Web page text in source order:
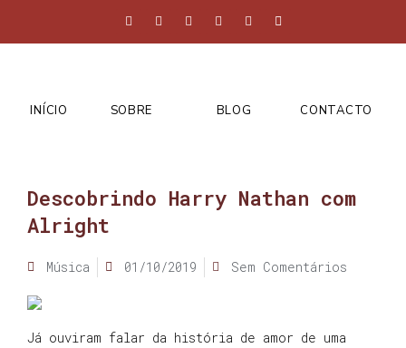
INÍCIO SOBRE BLOG CONTACTO
Descobrindo Harry Nathan com
Alright
Música 01/10/2019 Sem Comentários
Já ouviram falar da história de amor de uma